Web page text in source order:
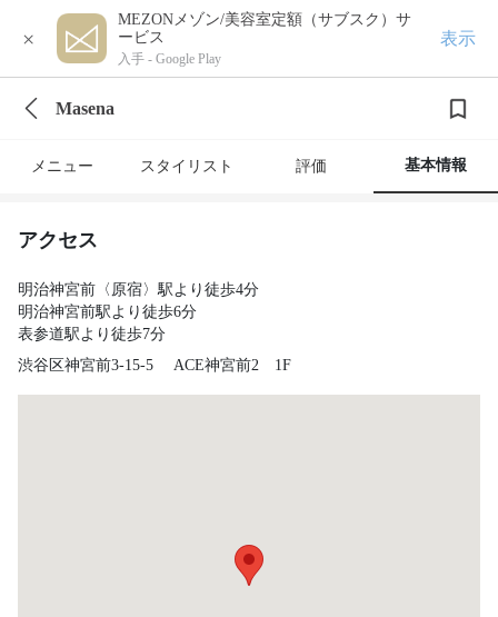
×
MEZONメゾン/美容室定額（サブスク）サ
ービス
入手 - Google Play
表示
Masena
メニュー スタイリスト 評価 基本情報
アクセス
明治神宮前〈原宿〉駅より徒歩4分
明治神宮前駅より徒歩6分
表参道駅より徒歩7分
渋谷区神宮前3-15-5 ACE神宮前2 1F